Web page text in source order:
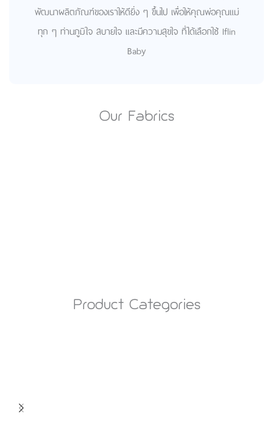
พัฒนาผลิตภัณฑ์ของเราให้ดียิ่ง ๆ ขึ้นไป เพื่อให้คุณพ่อคุณแม่
ทุก ๆ ท่านภูมิใจ สบายใจ และมีความสุขใจ ที่ได้เลือกใช้ Iflin
Baby
Our Fabrics
Product Categories